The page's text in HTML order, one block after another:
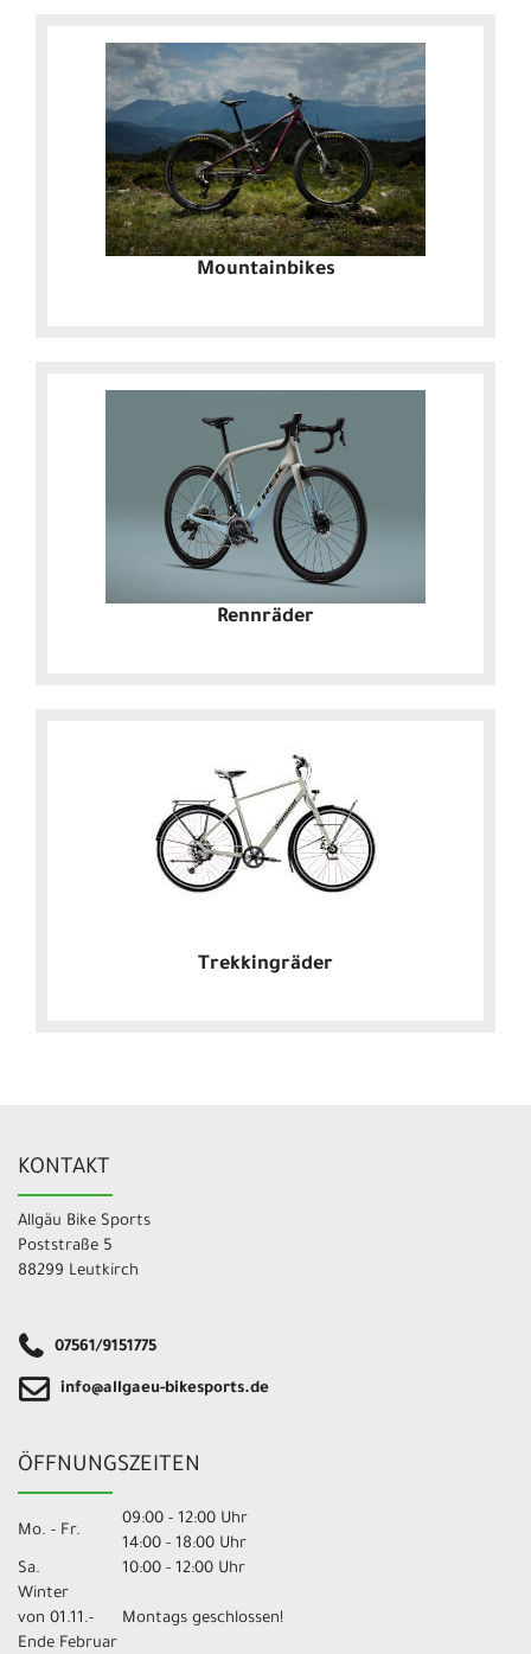
Mountainbikes
Rennräder
Trekkingräder
KONTAKT
Allgäu Bike Sports
Poststraße 5
88299 Leutkirch
07561/9151775
info@allgaeu-bikesports.de
ÖFFNUNGSZEITEN
Mo. - Fr.
09:00 - 12:00 Uhr
14:00 - 18:00 Uhr
Sa.
10:00 - 12:00 Uhr
Winter
von 01.11.-
Ende Februar
Montags geschlossen!